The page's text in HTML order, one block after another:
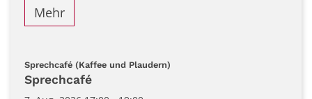
Mehr
Sprechcafé (Kaffee und Plaudern)
Sprechcafé